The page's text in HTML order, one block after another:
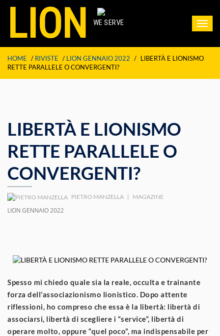
LION WE SERVE
HOME / RIVISTE / LION GENNAIO 2022 / LIBERTÀ E LIONISMO
RETTE PARALLELE O CONVERGENTI?
LIBERTÀ E LIONISMO
RETTE PARALLELE O
CONVERGENTI?
PIETRO MANZELLA | MAGAZINE
LION GENNAIO 2022
Spesso mi chiedo quale sia la reale, occulta e trainante
forza dell’associazionismo lionistico. Dopo attente
riflessioni, ho compreso che essa è la libertà: libertà di
associarsi, libertà di scegliere i “service”, libertà di
operare molto, oppure “quel poco”, ma indispensabile per